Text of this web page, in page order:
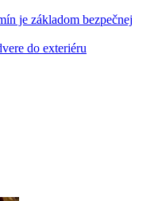
je základom bezpečnej
do exteriéru